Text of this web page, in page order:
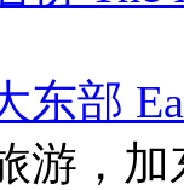
东部
游，